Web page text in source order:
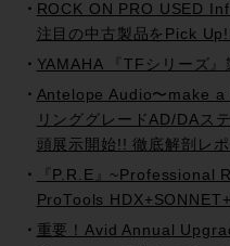
ROCK ON PRO USED
注目の中古製品をPick
YAMAHA 『TFシリーズ』
Antelope Audio〜make a
リンググレードAD/DAス
頭展示開始!! 徹底解剖レ
『P.R.E』~Professional
ProTools
重要！Avid Annual